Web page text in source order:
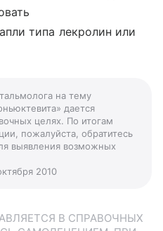
типа лекролин или
на тему
дается
целях. По итогам
пожалуйста, обратитесь
выявления возможных
2010
В СПРАВОЧНЫХ